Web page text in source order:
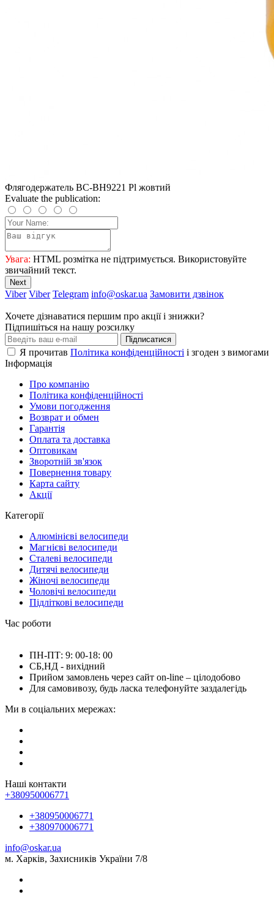
Флягодержатель BC-BH9221 Pl жовтий
Evaluate the publication:
Увага: HTML розмітка не підтримується. Використовуйте
звичайний текст.
Next
Viber Viber Telegram info@oskar.ua Замовити дзвінок
Хочете дізнаватися першим про акції і знижки?
Підпишіться на нашу розсилку
Підписатися
Я прочитав Політика конфіденційності і згоден з вимогами
Інформація
Про компанію
Політика конфіденційності
Умови погодження
Возврат и обмен
Гарантія
Оплата та доставка
Оптовикам
Зворотній зв'язок
Повернення товару
Карта сайту
Акції
Категорії
Алюмінієві велосипеди
Магнієві велосипеди
Сталеві велосипеди
Дитячі велосипеди
Жіночі велосипеди
Чоловічі велосипеди
Підліткові велосипеди
Час роботи
ПН-ПТ: 9: 00-18: 00
СБ,НД - вихідний
Прийом замовлень через сайт on-line – цілодобово
Для самовивозу, будь ласка телефонуйте заздалегідь
Ми в соціальних мережах:
Наші контакти
+380950006771
+380950006771
+380970006771
info@oskar.ua
м. Харків, Захисників України 7/8